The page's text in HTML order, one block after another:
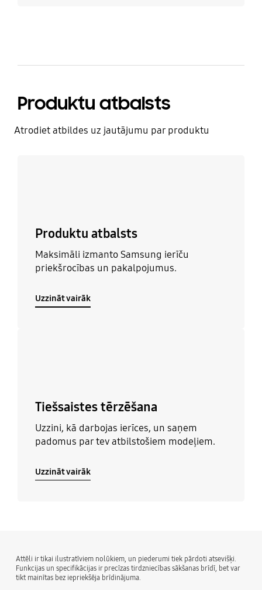
Produktu atbalsts
Atrodiet atbildes uz jautājumu par produktu
Produktu atbalsts
Maksimāli izmanto Samsung ierīču
priekšrocības un pakalpojumus.
Uzzināt vairāk
Tiešsaistes tērzēšana
Uzzini, kā darbojas ierīces, un saņem
padomus par tev atbilstošiem modeļiem.
Uzzināt vairāk
Attēli ir tikai ilustratīviem nolūkiem, un piederumi tiek pārdoti atsevišķi.
Funkcijas un specifikācijas ir precīzas tirdzniecības sākšanas brīdī, bet var
tikt mainītas bez iepriekšēja brīdinājuma.